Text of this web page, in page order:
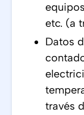
etc. (a
Datos
través